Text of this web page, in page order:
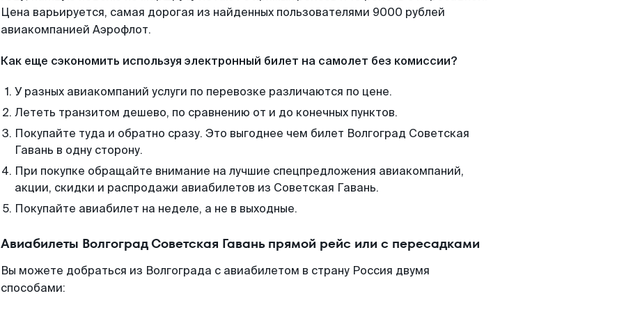
Цена варьируется, самая дорогая из найденных пользователями 9000 рублей
авиакомпанией Аэрофлот.
Как еще сэкономить используя электронный билет на самолет без комиссии?
У разных авиакомпаний услуги по перевозке различаются по цене.
Лететь транзитом дешево, по сравнению от и до конечных пунктов.
Покупайте туда и обратно сразу. Это выгоднее чем билет Волгоград Советская
Гавань в одну сторону.
При покупке обращайте внимание на лучшие спецпредложения авиакомпаний,
акции, скидки и распродажи авиабилетов из Советская Гавань.
Покупайте авиабилет на неделе, а не в выходные.
Авиабилеты Волгоград Советская Гавань прямой рейс или с пересадками
Вы можете добраться из Волгограда с авиабилетом в страну Россия двумя
способами: